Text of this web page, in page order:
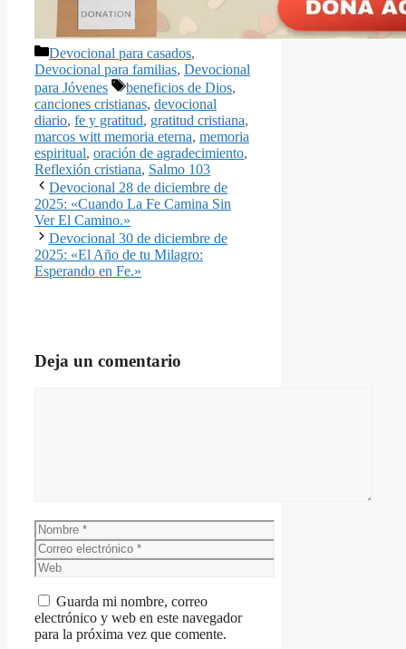
Categorías
Devocional para casados,
Devocional para familias, Devocional
para Jóvenes
Etiquetas
beneficios de Dios,
canciones cristianas, devocional
diario, fe y gratitud, gratitud cristiana,
marcos witt memoria eterna, memoria
espiritual, oración de agradecimiento,
Reflexión cristiana, Salmo 103
Devocional 28 de diciembre de
2025: «Cuando La Fe Camina Sin
Ver El Camino.»
Devocional 30 de diciembre de
2025: «El Año de tu Milagro:
Esperando en Fe.»
Deja un comentario
Nombre
Correo
electrónico
Web
Guarda mi nombre, correo
electrónico y web en este navegador
para la próxima vez que comente.